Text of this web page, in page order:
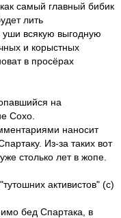
самый главный бибик
лить
всякую выгодную
и корыстных
в просёрах
на
Сохо.
наносит
Из-за таких вот
столько лет в жопе.
активистов" (с)
бед Спартака, в